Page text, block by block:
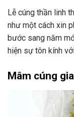
Lễ cúng thần linh
như một cách xin
bước sang năm
hiện sự tôn kính
Mâm cúng